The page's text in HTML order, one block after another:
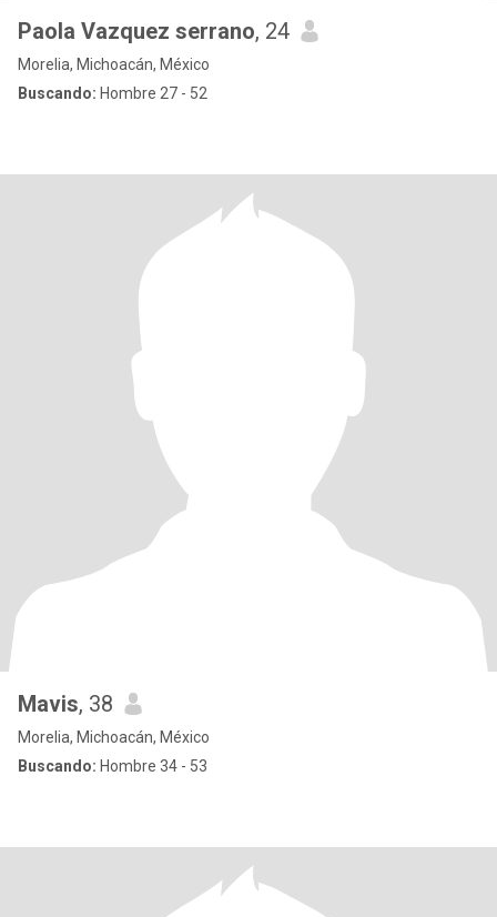
Paola Vazquez serrano, 24
Morelia, Michoacán, México
Buscando: Hombre 27 - 52
Mavis, 38
Morelia, Michoacán, México
Buscando: Hombre 34 - 53